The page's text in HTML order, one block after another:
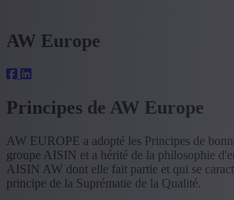
AW Europe
Principes de AW Europe
AW EUROPE a adopté les Principes de
groupe AISIN et a hérité de la philosophie
AISIN AW dont elle fait partie et qui se
principe de la Suprématie de la Qualité.